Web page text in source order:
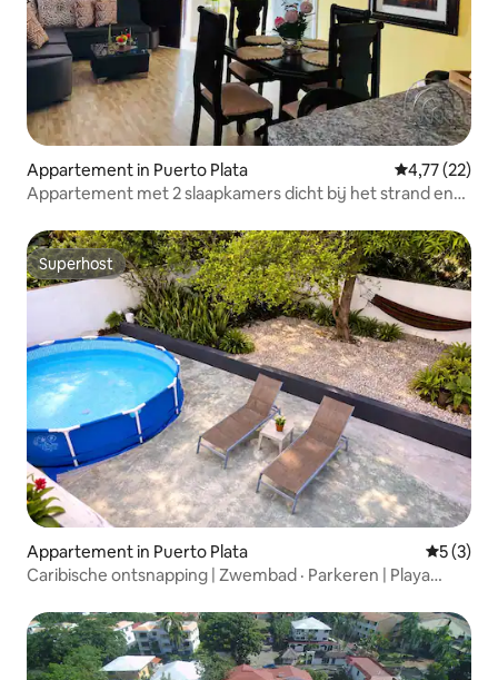
Appartement in Puerto Plata Gemiddelde
4,77 (22)
Appartement met 2 slaapkamers dicht bij het strand en
Superhost
Superhost
Appartement in Puerto Plata
5 (3)
Caribische ontsnapping | Zwembad · Parkeren | Playa